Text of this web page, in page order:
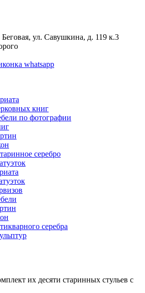
ул. Савушкина, д. 119 к.3
книг
по фотографии
серебро
серебра
их десяти старинных стульев с